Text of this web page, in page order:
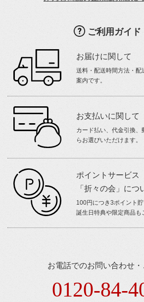
ご利用ガイド
お届けに関して
送料・配送時間方法・
案内です。
お支払いに関して
カード払い、代金引換
らお選びいただけます。
ポイントサービス
「折々の会」につ
100円につき3ポイント貯
誕生日特典や限定商品も
お電話でのお問い合わせ
0120-84-